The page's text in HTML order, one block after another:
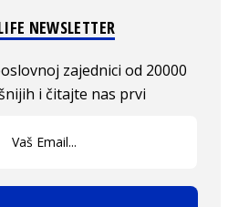
NEWSLETTER
zajednici od 20000
i čitajte nas prvi